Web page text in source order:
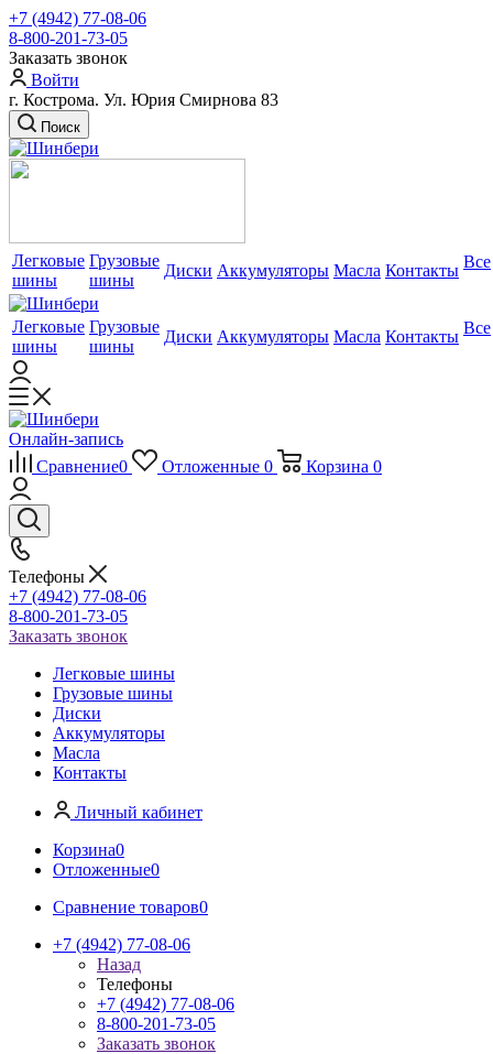
+7 (4942) 77-08-06
8-800-201-73-05
Заказать звонок
Войти
г. Кострома. Ул. Юрия Смирнова 83
Поиск
Легковые
шины
Грузовые
шины
Диски Аккумуляторы Масла Контакты Все
Легковые
шины
Грузовые
шины
Диски Аккумуляторы Масла Контакты Все
Онлайн-запись
Сравнение0 Отложенные 0 Корзина 0
Телефоны
+7 (4942) 77-08-06
8-800-201-73-05
Заказать звонок
Легковые шины
Грузовые шины
Диски
Аккумуляторы
Масла
Контакты
Личный кабинет
Корзина0
Отложенные0
Сравнение товаров0
+7 (4942) 77-08-06
Назад
Телефоны
+7 (4942) 77-08-06
8-800-201-73-05
Заказать звонок